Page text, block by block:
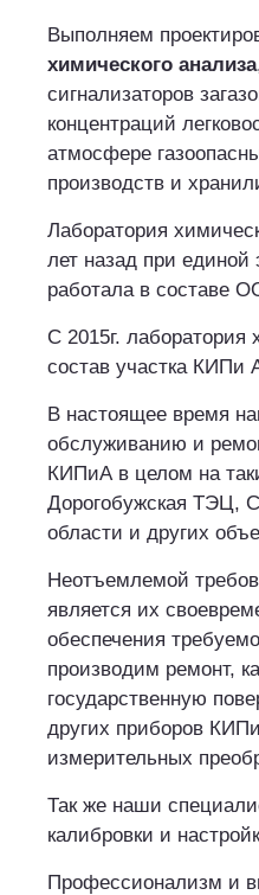
Выполняем
химического анализа
сигнализаторов
концентраций
атмосфере
производств и
Лаборатория
лет назад при единой
работала в составе
С 2015г. лаборатория
состав участка
В настоящее время
обслуживанию и
КИПиА в целом на
Дорогобужская ТЭЦ,
области и других
Неотъемлемой
является их
обеспечения
производим ремонт,
государственную
других приборов
измерительных
Так же наши
калибровки и
Профессионализм и